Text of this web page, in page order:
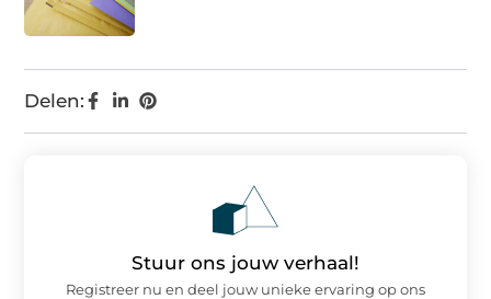
Delen:
Stuur ons jouw verhaal!
Registreer nu en deel jouw unieke ervaring op ons